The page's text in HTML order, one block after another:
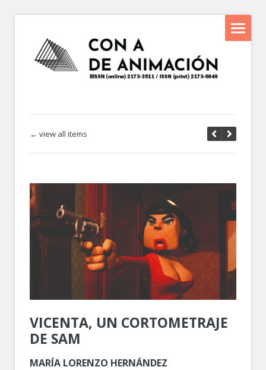
← view all items
VICENTA, UN CORTOMETRAJE
DE SAM
MARÍA LORENZO HERNÁNDEZ